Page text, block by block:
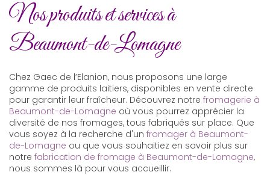
Nos produits et services à
Beaumont-de-Lomagne
Chez Gaec de l’Elanion, nous proposons une large
gamme de produits laitiers, disponibles en vente directe
pour garantir leur fraîcheur. Découvrez notre fromagerie à
Beaumont-de-Lomagne où vous pourrez apprécier la
diversité de nos fromages, tous fabriqués sur place. Que
vous soyez à la recherche d'un fromager à Beaumont-
de-Lomagne ou que vous souhaitiez en savoir plus sur
notre fabrication de fromage à Beaumont-de-Lomagne,
nous sommes là pour vous accueillir.